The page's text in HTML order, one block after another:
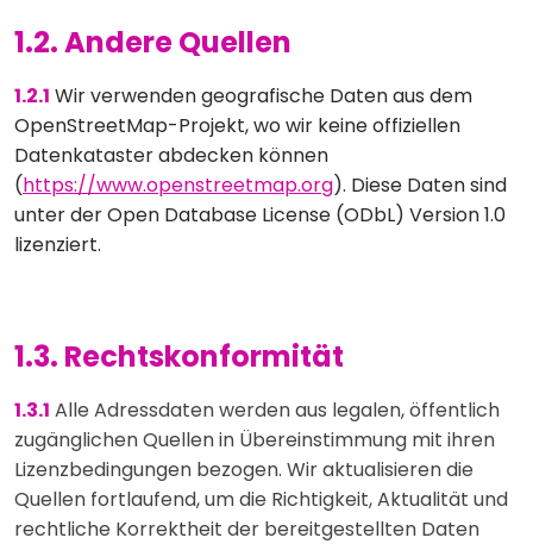
1.2. Andere Quellen
1.2.1 Wir verwenden geografische Daten aus dem
OpenStreetMap-Projekt, wo wir keine offiziellen
Datenkataster abdecken können
(https://www.openstreetmap.org). Diese Daten sind
unter der Open Database License (ODbL) Version 1.0
lizenziert.
1.3. Rechtskonformität
1.3.1 Alle Adressdaten werden aus legalen, öffentlich
zugänglichen Quellen in Übereinstimmung mit ihren
Lizenzbedingungen bezogen. Wir aktualisieren die
Quellen fortlaufend, um die Richtigkeit, Aktualität und
rechtliche Korrektheit der bereitgestellten Daten